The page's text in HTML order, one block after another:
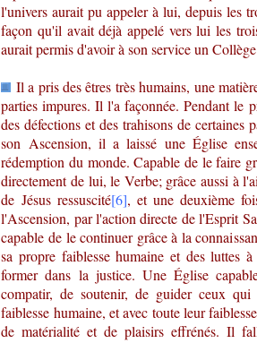
l'univers aurait pu appeler à lui, depuis les
façon qu'il avait déjà appelévers lui les
aurait permis d'avoir à son service un
Il a pris des êtres très humains, une
parties impures. Il l'a façonnée. Pendant le
des défections et des trahisons de certaines
son Ascension, il a laissé une Église
rédemption du monde. Capable de le faire
directement de lui, le Verbe; grâce aussi à
de Jésus ressuscité[6], et une deuxième
l'Ascension, par l'action directe de l'Esprit
capable de le continuer grâce à la
sa propre faiblesse humaine et des luttes
former dans la justice. Une Église
compatir, de soutenir, de guider ceux
faiblesse humaine, et avec toute leur
de matérialité et de plaisirs effrénés. Il